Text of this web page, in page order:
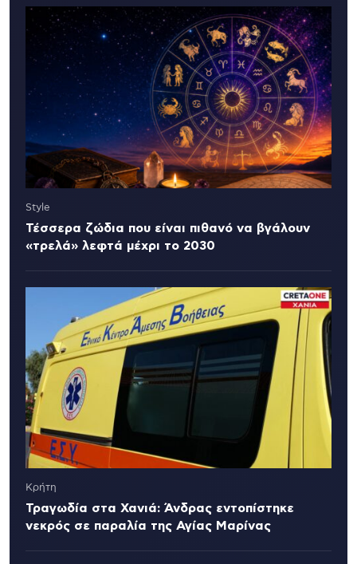
Style
Τέσσερα ζώδια που είναι πιθανό να βγάλουν
«τρελά» λεφτά μέχρι το 2030
Κρήτη
Τραγωδία στα Χανιά: Άνδρας εντοπίστηκε
νεκρός σε παραλία της Αγίας Μαρίνας